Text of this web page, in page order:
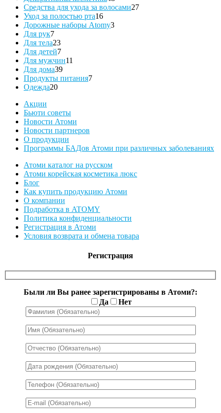
товаров
Средства для ухода за волосами2727
Уход за полостью рта1616
товаров
Дорожные наборы Atomy33
Для рук77
товаров
Для тела2323
товара
Для детей77
товаров
Для мужчин11
Для дома3939
товаров
Продукты питания77
Одежда2020
Акции
Бьюти советы
Новости Атоми
Новости партнеров
О продукции
Программы БАДов Атоми при различных заболеваниях
Атоми каталог на русском
Атоми корейская косметика люкс
Блог
Как купить продукцию Атоми
О компании
Подработка в ATOMY
Политика конфиденциальности
Регистрация в Атоми
Условия возврата и обмена товара
Регистрация
Были ли Вы ранее зарегистрированы в Атоми?:
Да
Нет